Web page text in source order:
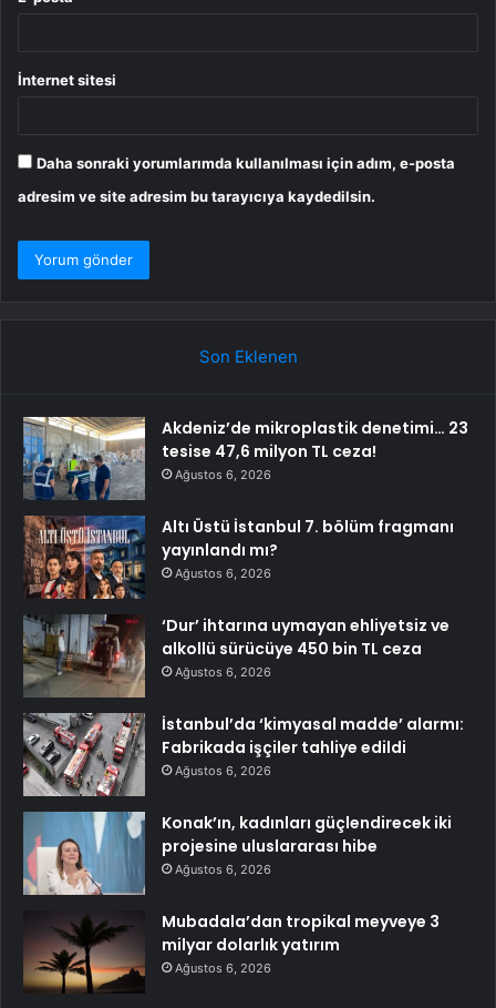
İnternet sitesi
Daha sonraki yorumlarımda kullanılması için adım, e-posta
adresim ve site adresim bu tarayıcıya kaydedilsin.
Son Eklenen
Akdeniz’de mikroplastik denetimi… 23
tesise 47,6 milyon TL ceza!
Ağustos 6, 2026
Altı Üstü İstanbul 7. bölüm fragmanı
yayınlandı mı?
Ağustos 6, 2026
‘Dur’ ihtarına uymayan ehliyetsiz ve
alkollü sürücüye 450 bin TL ceza
Ağustos 6, 2026
İstanbul’da ‘kimyasal madde’ alarmı:
Fabrikada işçiler tahliye edildi
Ağustos 6, 2026
Konak’ın, kadınları güçlendirecek iki
projesine uluslararası hibe
Ağustos 6, 2026
Mubadala’dan tropikal meyveye 3
milyar dolarlık yatırım
Ağustos 6, 2026